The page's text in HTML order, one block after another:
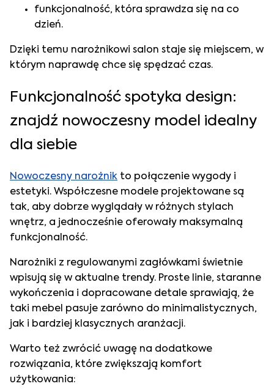
funkcjonalność, która sprawdza się na co
dzień.
Dzięki temu narożnikowi salon staje się miejscem, w
którym naprawdę chce się spędzać czas.
Funkcjonalność spotyka design:
znajdź nowoczesny model idealny
dla siebie
Nowoczesny narożnik to połączenie wygody i
estetyki. Współczesne modele projektowane są
tak, aby dobrze wyglądały w różnych stylach
wnętrz, a jednocześnie oferowały maksymalną
funkcjonalność.
Narożniki z regulowanymi zagłówkami świetnie
wpisują się w aktualne trendy. Proste linie, staranne
wykończenia i dopracowane detale sprawiają, że
taki mebel pasuje zarówno do minimalistycznych,
jak i bardziej klasycznych aranżacji.
Warto też zwrócić uwagę na dodatkowe
rozwiązania, które zwiększają komfort
użytkowania: